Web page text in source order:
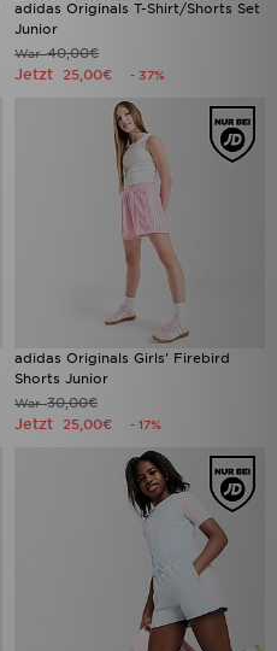
adidas Originals T-Shirt/Shorts Set
Junior
War40,00€
Jetzt 25,00€ - 37%
adidas Originals Girls' Firebird
Shorts Junior
War30,00€
Jetzt 25,00€ - 17%